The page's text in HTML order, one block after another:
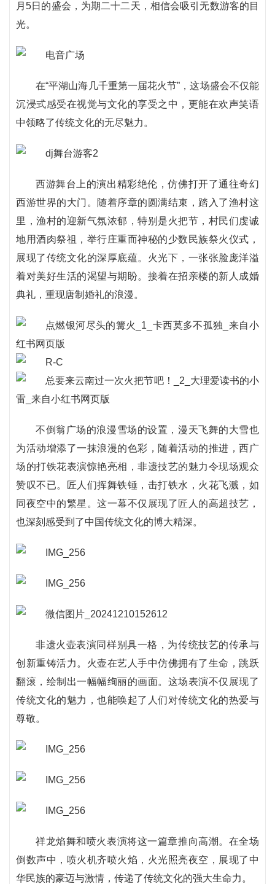
月5日的盛会，为期二十二天，相信会吸引无数游客的目
光。
在“平湖山海几千重第一届花火节”，这场盛会不仅能
沉浸式感受在视觉与文化的享受之中，更能在欢声笑语
中领略了传统文化的无尽魅力。
西游舞台上的演出精彩绝伦，仿佛打开了通往奇幻
西游世界的大门。随着序章的圆满结束，踏入了渔村这
里，渔村的迎新气氛浓郁，特别是火把节，村民们虔诚
地用酒肉祭祖，举行庄重而神秘的少数民族祭火仪式，
展现了传统文化的深厚底蕴。火光下，一张张脸庞洋溢
着对美好生活的渴望与期盼。接着在招亲楼的新人成婚
典礼，重现唐制婚礼的浪漫。
不倒翁广场的浪漫雪场的设置，漫天飞舞的大雪也
为活动增添了一抹浪漫的色彩，随着活动的推进，西广
场的打铁花表演惊艳亮相，非遗技艺的魅力令现场观众
赞叹不已。匠人们挥舞铁锤，击打铁水，火花飞溅，如
同夜空中的繁星。这一幕不仅展现了匠人的高超技艺，
也深刻感受到了中国传统文化的博大精深。
非遗火壶表演同样别具一格，为传统技艺的传承与
创新重铸活力。火壶在艺人手中仿佛拥有了生命，跳跃
翻滚，绘制出一幅幅绚丽的画面。这场表演不仅展现了
传统文化的魅力，也能唤起了人们对传统文化的热爱与
尊敬。
祥龙焰舞和喷火表演将这一篇章推向高潮。在全场
倒数声中，喷火机齐喷火焰，火光照亮夜空，展现了中
华民族的豪迈与激情，传递了传统文化的强大生命力。